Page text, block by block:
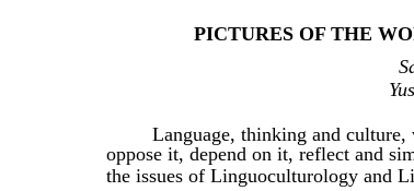
PICTURES OF THE
Language, thinking and
oppose it, depend on it, reflect and
the issues of Linguoculturology and